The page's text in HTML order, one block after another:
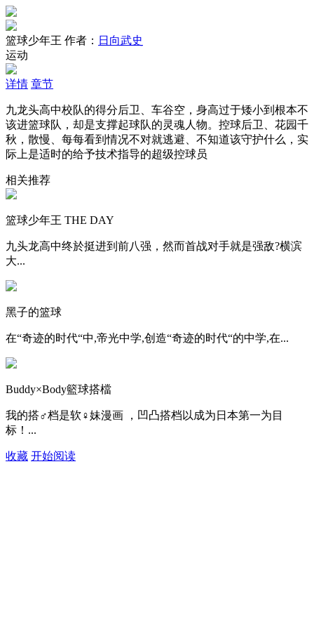
篮球少年王 作者： 日向武史
运动
详情 章节
九龙头高中校队的得分后卫、车谷空，身高过于矮小到根本不
该进篮球队，却是支撑起球队的灵魂人物。控球后卫、花园千
秋，散慢、每每看到情况不对就逃避、不知道该守护什么，实
际上是适时的给予技术指导的超级控球员
相关推荐
篮球少年王 THE DAY
九头龙高中终於挺进到前八强，然而首战对手就是强敌?横滨
大...
黑子的篮球
在“奇迹的时代“中,帝光中学,创造“奇迹的时代“的中学,在...
Buddy×Body籃球搭檔
我的搭♂档是软♀妹漫画 ，凹凸搭档以成为日本第一为目
标！...
收藏 开始阅读